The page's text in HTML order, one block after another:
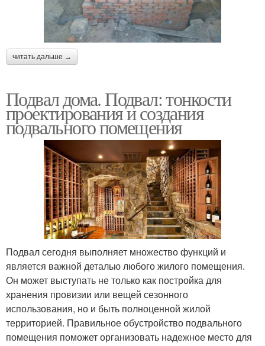
читать дальше →
Подвал дома. Подвал: тонкости
проектирования и создания
подвального помещения
Подвал сегодня выполняет множество функций и
является важной деталью любого жилого помещения.
Он может выступать не только как постройка для
хранения провизии или вещей сезонного
использования, но и быть полноценной жилой
территорией. Правильное обустройство подвального
помещения поможет организовать надежное место для